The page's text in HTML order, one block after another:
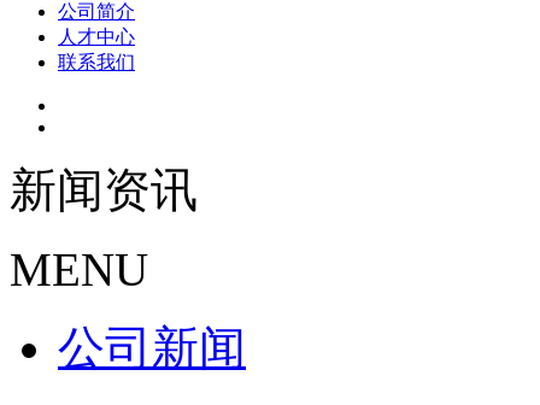
公司简介
人才中心
联系我们
新闻资讯
MENU
公司新闻